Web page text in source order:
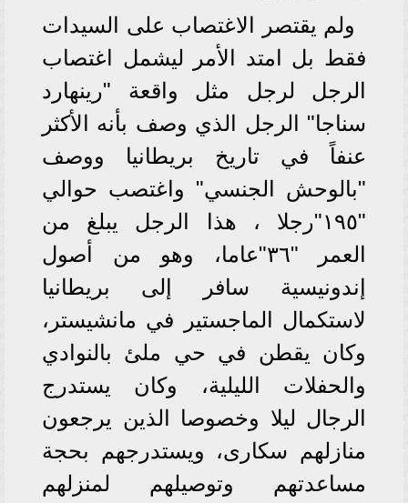
ولم يقتصر الاغتصاب على السيدات
فقط بل امتد الأمر ليشمل اغتصاب
الرجل لرجل مثل واقعة "رينهارد
سناجا" الرجل الذي وصف بأنه الأكثر
عنفاً في تاريخ بريطانيا ووصف
"بالوحش الجنسي" واغتصب حوالي
"١٩٥"رجلا ، هذا الرجل يبلغ من
العمر "٣٦"عاما، وهو من أصول
إندونيسية سافر إلى بريطانيا
لاستكمال الماجستير في مانشيستر،
وكان يقطن في حي ملئ بالنوادي
والحفلات الليلية، وكان يستدرج
الرجال ليلا وخصوصا الذين يرجعون
منازلهم سكارى، ويستدرجهم بحجة
مساعدتهم وتوصيلهم لمنزلهم